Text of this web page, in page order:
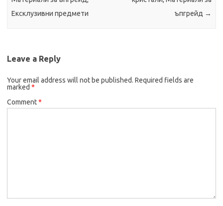
Ексклузивни предмети
ъпгрейд →
Leave a Reply
Your email address will not be published. Required fields are
marked *
Comment*